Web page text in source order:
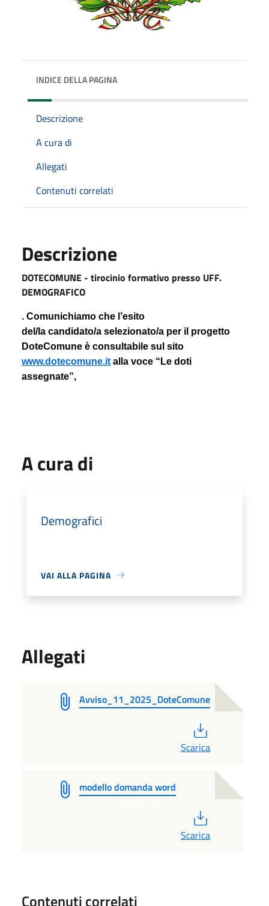
INDICE DELLA PAGINA
Descrizione
A cura di
Allegati
Contenuti correlati
Descrizione
DOTECOMUNE - tirocinio formativo presso UFF.
DEMOGRAFICO
. Comunichiamo che l’esito
del/la candidato/a selezionato/a per il progetto
DoteComune è consultabile sul sito
www.dotecomune.it alla voce “Le doti
assegnate”,
A cura di
Demografici
VAI ALLA PAGINA
Allegati
Avviso_11_2025_DoteComune
Scarica
modello domanda word
Scarica
Contenuti correlati